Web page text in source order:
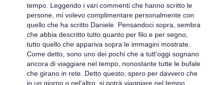
tempo. Leggendo i vari commenti che hanno scritto le
persone, mi volevo complimentare personalmente con
quello che ha scritto Daniele. Pensandoci sopra, sembra
che abbia descritto tutto quanto per filo e per segno,
tutto quello che appariva sopra le immagini mostrate.
Come detto, sono uno dei pochi che a tutt'oggi sognano
ancora di viaggiare nel tempo, nonostante tutte le bufale
che girano in rete. Detto questo, spero per davvero che
in un giorno o nel'altro, si potrà viaggiare nel tempo